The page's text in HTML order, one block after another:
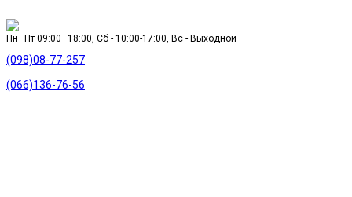
Пн–Пт 09:00–18:00, Сб - 10:00-17:00, Вс - Выходной
(098)08-77-257
(066)136-76-56